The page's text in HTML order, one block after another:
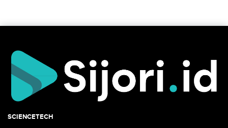
SCIENCETECH